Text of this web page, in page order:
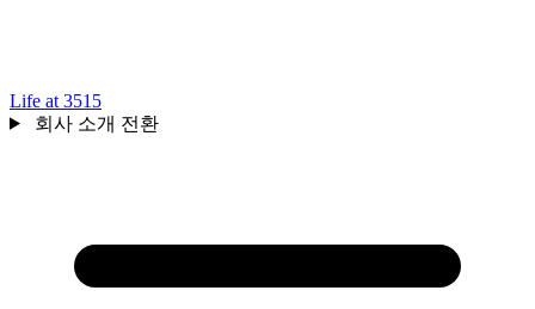
Life at 3515
회사 소개 전환